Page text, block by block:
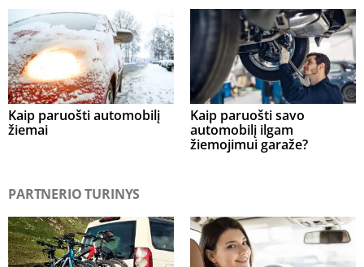
Kaip paruošti automobilį
žiemai
Kaip paruošti savo
automobilį ilgam
žiemojimui garaže?
PARTNERIO TURINYS